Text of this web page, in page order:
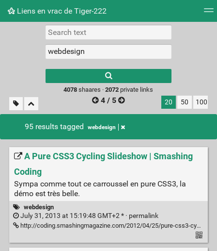
Liens en vrac de Tiger-222
Picture wall
results.
4078 shaares ·2072 private links
4 / 5 20 50 100
95 results tagged webdesign
A Pure CSS3 Cycling Slideshow | Smashing
Coding
Sympa comme tout ce carroussel en pure CSS3, la
démo est très belle.
webdesign
July 31, 2013 at 15:19:48 GMT+2 * · permalink
http://coding.smashingmagazine.com/2012/04/25/pure-css3-cycling-slideshow/